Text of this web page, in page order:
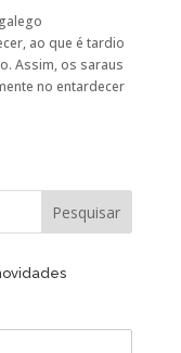
ao que é tardio
Assim, os saraus
no entardecer